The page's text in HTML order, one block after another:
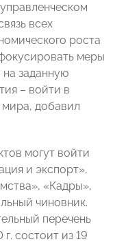
всех
роста
меры
заданную
– войти в
добавил
могут войти
и экспорт»,
«Кадры»,
чиновник.
перечень
состоит из 19